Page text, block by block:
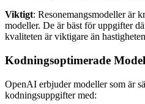
Viktigt: Resonemangsmodeller är
modeller. De är bäst för uppgifter
kvaliteten är viktigare än
Kodningsoptimerade
OpenAI erbjuder modeller som är
kodningsuppgifter med: